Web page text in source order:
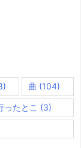
曲 (104)
ったとこ (3)